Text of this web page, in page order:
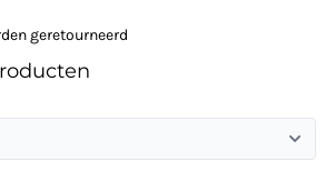
geretourneerd